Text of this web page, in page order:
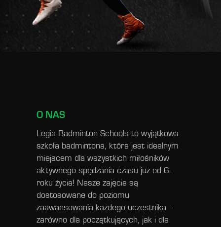
O NAS
Legia Badminton Schools to wyjątkowa
szkoła badmintona, która jest idealnym
miejscem dla wszystkich miłośników
aktywnego spędzania czasu już od 6.
roku życia! Nasze zajęcia są
dostosowane do poziomu
zaawansowania każdego uczestnika –
zarówno dla początkujących, jak i dla